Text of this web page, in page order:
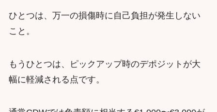
ひとつは、万一の損傷時に自己負担が発生しない
こと。
もうひとつは、ピックアップ時のデポジットが大
幅に軽減される点です。